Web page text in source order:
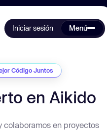
Iniciar sesión Menú
Código Juntos
en Aikido
colaboramos en proyectos